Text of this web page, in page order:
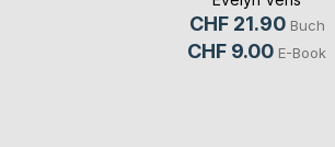
CHF 21.90 Buch
CHF 9.00 E-Book